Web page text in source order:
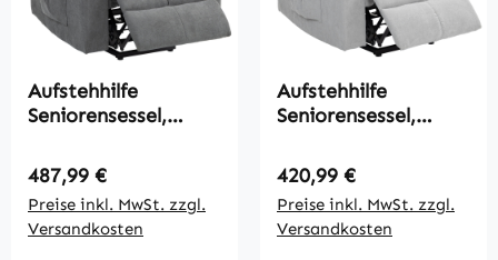
Aufstehhilfe
Seniorensessel,
Fernbedienung, 144
cm x 91 cm x 88 cm,
Grau
Regulärer Preis:
487,99 €
Preise inkl. MwSt. zzgl.
Versandkosten
Aufstehhilfe
Seniorensessel,
Fernbedienung, 144
cm x 91 cm x 88 cm,
Hellgrau
Regulärer Preis:
420,99 €
Preise inkl. MwSt. zzgl.
Versandkosten